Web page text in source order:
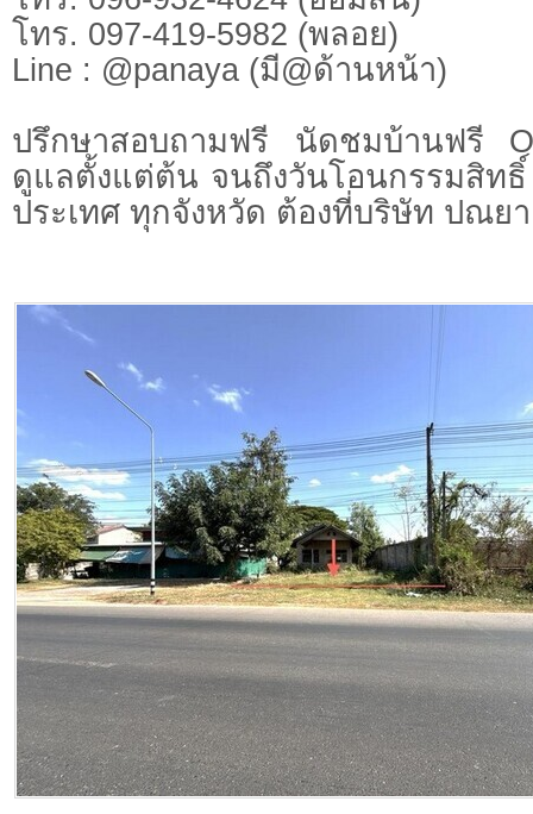
โทร. 097-419-5982 (พลอย)
Line : @panaya (มี@ด้านหน้า)
ปรึกษาสอบถามฟรี นัดชมบ้านฟรี
ดูแลตั้งแต่ต้น จนถึงวันโอนกรรมสิท
ประเทศ ทุกจังหวัด ต้องที่บริษัท ปณย